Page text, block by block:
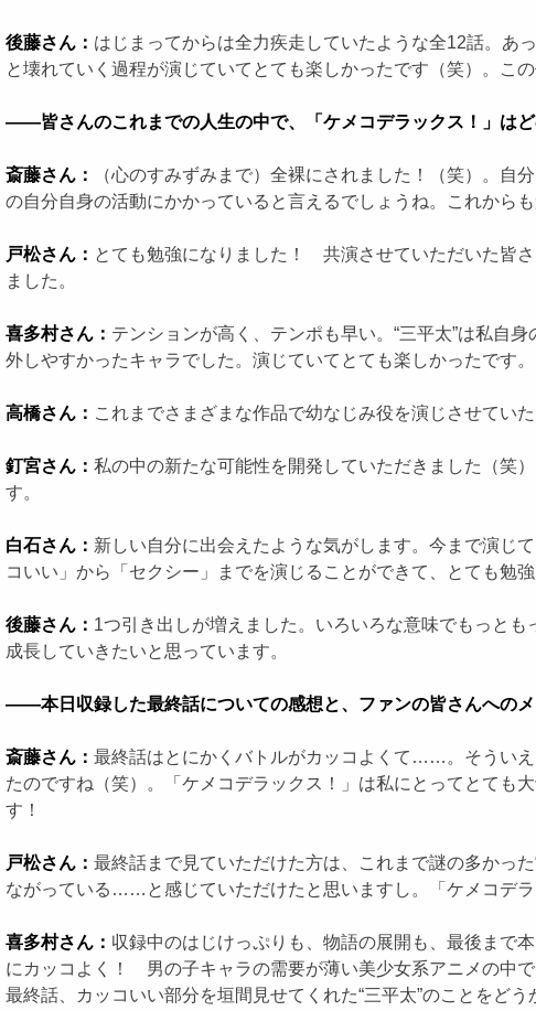
後藤さん： はじまってからは全力疾走していたような全12話。あ
と壊れていく過程が演じていてとても楽しかったです（笑）。こ
――皆さんのこれまでの人生の中で、「ケメコデラックス！」は
斎藤さん：
（心のすみずみまで）全裸にされました！（笑）。
の自分自身の活動にかかっていると言えるでしょうね。これからも
戸松さん： とても勉強になりました！ 共演させていただいた皆
ました。
喜多村さん： テンションが高く、テンポも早い。“三平太”は私自
外しやすかったキャラでした。演じていてとても楽しかったです。
高橋さん： これまでさまざまな作品で幼なじみ役を演じさせてい
釘宮さん： 私の中の新たな可能性を開発していただきました（笑
す。
白石さん： 新しい自分に出会えたような気がします。今まで演じ
コいい」から「セクシー」までを演じることができて、とても勉強
後藤さん： 1つ引き出しが増えました。いろいろな意味でもっと
成長していきたいと思っています。
――本日収録した最終話についての感想と、ファンの皆さんへのメ
斎藤さん： 最終話はとにかくバトルがカッコよくて……。そういえ
たのですね（笑）。「ケメコデラックス！」は私にとってとて
す！
戸松さん： 最終話まで見ていただけた方は、これまで謎の多かっ
ながっている……と感じていただけたと思いますし。「ケメコデ
喜多村さん： 収録中のはじけっぷりも、物語の展開も、最後まで
にカッコよく！ 男の子キャラの需要が薄い美少女系アニメの中
最終話、カッコいい部分を垣間見せてくれた“三平太”のことを